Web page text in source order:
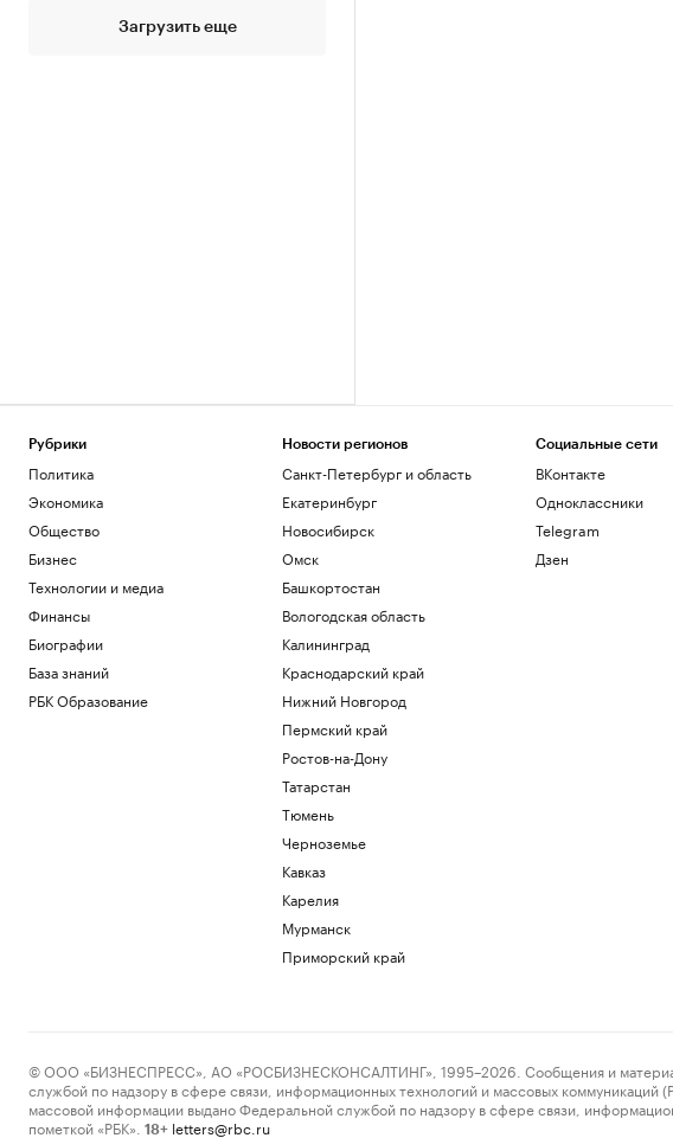
Загрузить еще
Рубрики
Политика
Экономика
Общество
Бизнес
Технологии и медиа
Финансы
Биографии
База знаний
РБК Образование
Новости регионов
Санкт-Петербург и область
Екатеринбург
Новосибирск
Омск
Башкортостан
Вологодская область
Калининград
Краснодарский край
Нижний Новгород
Пермский край
Ростов-на-Дону
Татарстан
Тюмень
Черноземье
Кавказ
Карелия
Мурманск
Приморский край
Социальные сети
ВКонтакте
Одноклассники
Telegram
Дзен
© ООО «БИЗНЕСПРЕСС», АО «РОСБИЗНЕСКОНСАЛТИНГ», 1995–2026. Сообщения и материалы
службой по надзору в сфере связи, информационных технологий и массовых
массовой информации выдано Федеральной службой по надзору в сфере связи,
пометкой «РБК».
18+ letters@rbc.ru